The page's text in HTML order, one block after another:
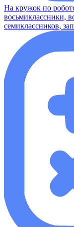
На кружок по
восьмиклассники,
семиклассников,